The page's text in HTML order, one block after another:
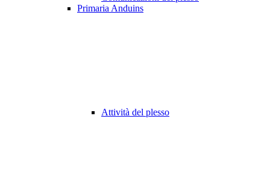
Primaria Anduins
Attività del plesso